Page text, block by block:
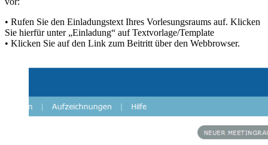
• Rufen Sie den Einladungstext Ihres Vorlesungsraums auf. Klicken
Sie hierfür unter „Einladung“ auf Textvorlage/Template
• Klicken Sie auf den Link zum Beitritt über den Webbrowser.